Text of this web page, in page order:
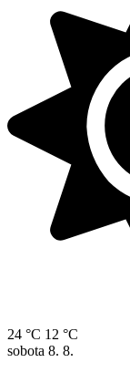
24 °C 12 °C
sobota 8. 8.